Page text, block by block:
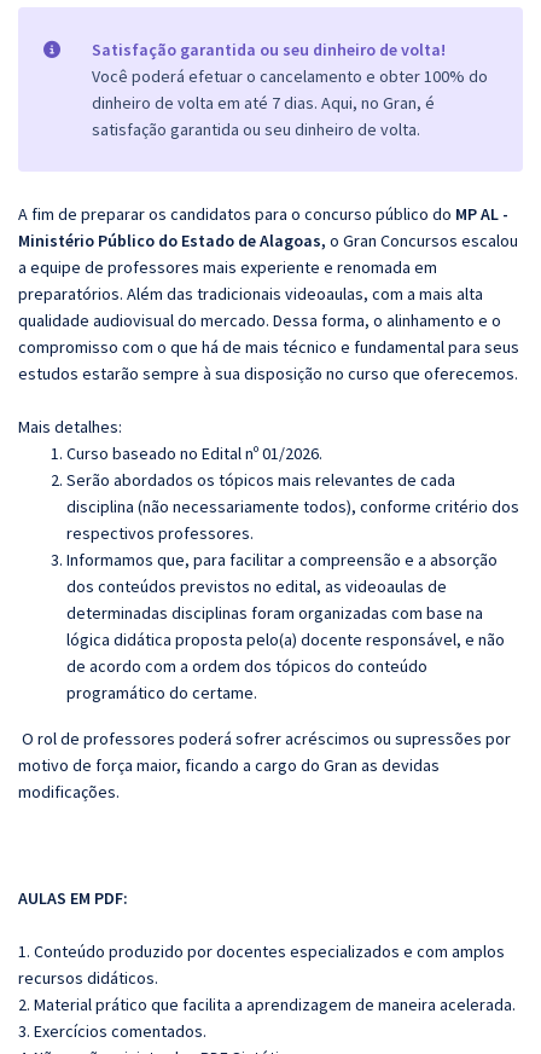
Satisfação garantida ou seu dinheiro de volta!
Você poderá efetuar o cancelamento e obter 100% do
dinheiro de volta em até 7 dias. Aqui, no Gran, é
satisfação garantida ou seu dinheiro de volta.
A fim de preparar os candidatos para o concurso público do MP AL -
Ministério Público do Estado de Alagoas, o Gran Concursos escalou
a equipe de professores mais experiente e renomada em
preparatórios. Além das tradicionais videoaulas, com a mais alta
qualidade audiovisual do mercado. Dessa forma, o alinhamento e o
compromisso com o que há de mais técnico e fundamental para seus
estudos estarão sempre à sua disposição no curso que oferecemos.
Mais detalhes:
Curso baseado no Edital nº 01/2026.
Serão abordados os tópicos mais relevantes de cada
disciplina (não necessariamente todos), conforme critério dos
respectivos professores.
Informamos que, para facilitar a compreensão e a absorção
dos conteúdos previstos no edital, as videoaulas de
determinadas disciplinas foram organizadas com base na
lógica didática proposta pelo(a) docente responsável, e não
de acordo com a ordem dos tópicos do conteúdo
programático do certame.
O rol de professores poderá sofrer acréscimos ou supressões por
motivo de força maior, ficando a cargo do Gran as devidas
modificações.
AULAS EM PDF:
1. Conteúdo produzido por docentes especializados e com amplos
recursos didáticos.
2. Material prático que facilita a aprendizagem de maneira acelerada.
3. Exercícios comentados.